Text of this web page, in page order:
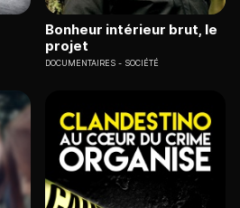
Bonheur intérieur brut, le
projet
DOCUMENTAIRES SOCIÉTÉ